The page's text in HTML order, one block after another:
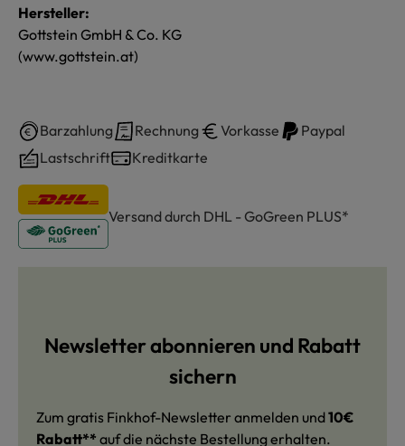
Hersteller:
Gottstein GmbH & Co. KG
(www.gottstein.at)
Barzahlung Rechnung Vorkasse
Paypal
Lastschrift
Kreditkarte
Versand durch DHL - GoGreen PLUS*
Newsletter abonnieren und Rabatt
sichern
Zum gratis Finkhof-Newsletter anmelden und10€
Rabatt** auf die nächste Bestellung erhalten.